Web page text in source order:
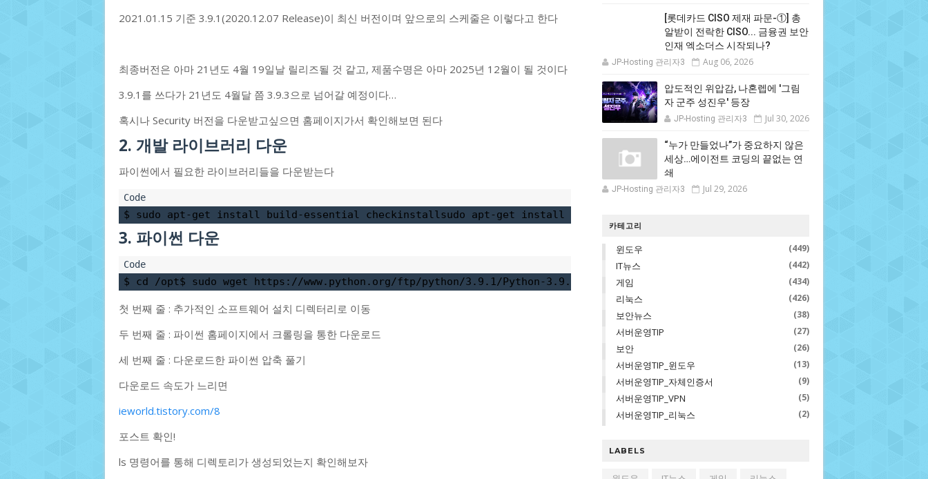
2021.01.15 기준 3.9.1(2020.12.07 Release)이 최신 버전이며 앞으로의 스케줄은 이렇다고 한다
최종버전은 아마 21년도 4월 19일날 릴리즈될 것 같고, 제품수명은 아마 2025년 12월이 될 것이다
3.9.1를 쓰다가 21년도 4월달 쯤 3.9.3으로 넘어갈 예정이다…
혹시나 Security 버전을 다운받고싶으면 홈페이지가서 확인해보면 된다
2. 개발 라이브러리 다운
파이썬에서 필요한 라이브러리들을 다운받는다
$ sudo apt-get install build-essential checkinstallsudo apt-get install libreadline-gplv2-dev libncursesw5-dev libssl-dev \
3. 파이썬 다운
$ cd /opt$ sudo wget https://www.python.org/ftp/python/3.9.1/Python-3.9.1.tgz$ sudo tar xzf Python-3.9.1.tgz
첫 번째 줄 : 추가적인 소프트웨어 설치 디렉터리로 이동
두 번째 줄 : 파이썬 홈페이지에서 크롤링을 통한 다운로드
세 번째 줄 : 다운로드한 파이썬 압축 풀기
다운로드 속도가 느리면
ieworld.tistory.com/8
포스트 확인!
ls 명령어를 통해 디렉토리가 생성되었는지 확인해보자
[롯데카드 CISO 제재 파문-①] 총
알받이 전락한 CISO... 금융권 보안
인재 엑소더스 시작되나?
JP-Hosting 관리자3 Aug 06, 2026
압도적인 위압감, 나혼렙에 '그림
자 군주 성진우' 등장
JP-Hosting 관리자3 Jul 30, 2026
“누가 만들었나”가 중요하지 않은
세상…에이전트 코딩의 끝없는 연
쇄
JP-Hosting 관리자3 Jul 29, 2026
카테고리
윈도우 (449)
IT뉴스 (442)
게임 (434)
리눅스 (426)
보안뉴스 (38)
서버운영TIP (27)
보안 (26)
서버운영TIP_윈도우 (13)
서버운영TIP_자체인증서 (9)
서버운영TIP_VPN (5)
서버운영TIP_리눅스 (2)
LABELS